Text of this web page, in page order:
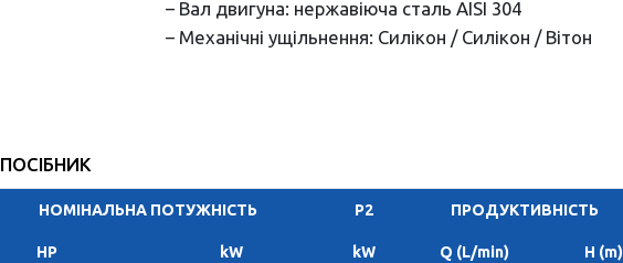
– Вал двигуна: нержавіюча сталь AISI 304
– Механічні ущільнення: Силікон / Силікон / Вітон
ПОСІБНИК
НОМІНАЛЬНА ПОТУЖНІСТЬ P2 ПРОДУКТИВНІСТЬ
HP kW kW Q (L/min) H (m)